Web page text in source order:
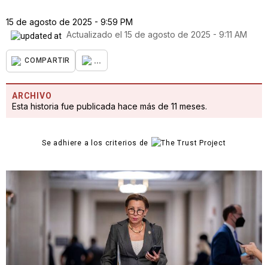
15 de agosto de 2025 - 9:59 PM
Actualizado el 15 de agosto de 2025 - 9:11 AM
COMPARTIR ...
ARCHIVO
Esta historia fue publicada hace más de 11 meses.
Se adhiere a los criterios de